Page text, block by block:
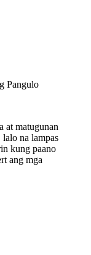
Pangulo
at matugunan
na lampas
kung paano
ang mga